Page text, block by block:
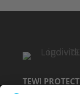
TEWI PROTECT